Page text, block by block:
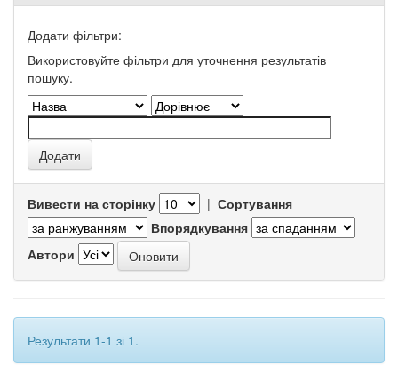
Додати фільтри:
Використовуйте фільтри для уточнення результатів
пошуку.
Вивести на сторінку | Сортування
Впорядкування
Автори
Результати 1-1 зі 1.